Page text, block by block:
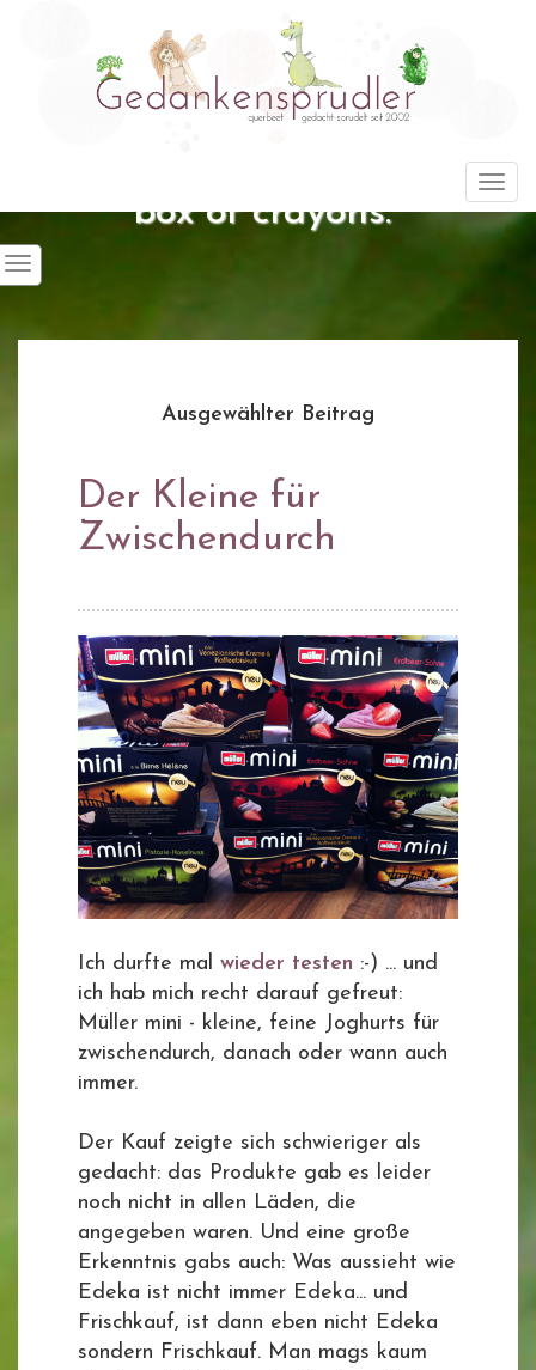
"Life is about using the whole
box of crayons."
Ausgewählter Beitrag
Der Kleine für
Zwischendurch
Ich durfte mal wieder testen :-) ... und
ich hab mich recht darauf gefreut:
Müller mini - kleine, feine Joghurts für
zwischendurch, danach oder wann auch
immer.
Der Kauf zeigte sich schwieriger als
gedacht: das Produkte gab es leider
noch nicht in allen Läden, die
angegeben waren. Und eine große
Erkenntnis gabs auch: Was aussieht wie
Edeka ist nicht immer Edeka... und
Frischkauf, ist dann eben nicht Edeka
sondern Frischkauf. Man mags kaum